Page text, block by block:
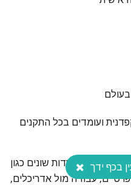
ועומדים בכל התקנים
עשיר, מעל 25 שנה, בפרויקטים במוסדות שונים כגון
עבודה מול אדריכלים,
בכף ידך